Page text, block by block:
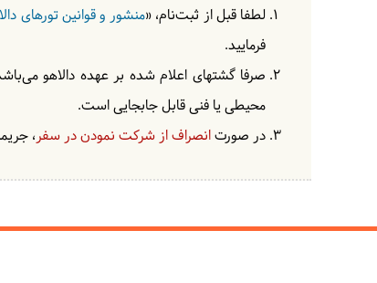
لطفا قبل از ثبت‌نام، «منشور و قوانین تورهای
فرمایید.
صرفا گشتهای اعلام شده بر عهده دالاهو
محیطی یا فنی قابل جابجایی است.
در صورتانصراف از شرکت نمودن در سفر،